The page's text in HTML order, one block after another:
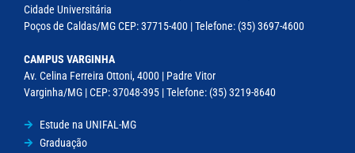
Cidade Universitária
Poços de Caldas/MG CEP: 37715-400 | Telefone: (35) 3697-4600
CAMPUS VARGINHA
Av. Celina Ferreira Ottoni, 4000 | Padre Vitor
Varginha/MG | CEP: 37048-395 | Telefone: (35) 3219-8640
Estude na UNIFAL-MG
Graduação